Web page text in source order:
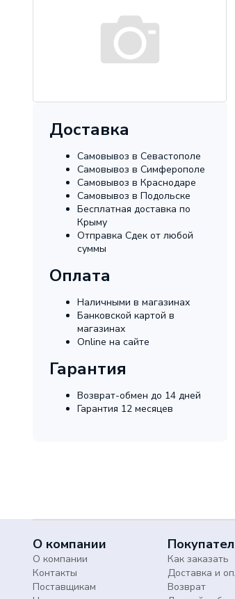
Доставка
Самовывоз в Севастополе
Самовывоз в Симферополе
Самовывоз в Краснодаре
Самовывоз в Подольске
Бесплатная доставка по
Крыму
Отправка Сдек от любой
суммы
Оплата
Наличными в магазинах
Банковской картой в
магазинах
Online на сайте
Гарантия
Возврат-обмен до 14 дней
Гарантия 12 месяцев
О компании
О компании
Контакты
Поставщикам
Как заказать
Доставка и
Возврат